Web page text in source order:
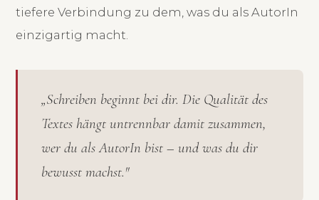
tiefere Verbindung zu dem, was du als AutorIn
einzigartig macht.
„Schreiben beginnt bei dir. Die Qualität des
Textes hängt untrennbar damit zusammen,
wer du als AutorIn bist – und was du dir
bewusst machst."